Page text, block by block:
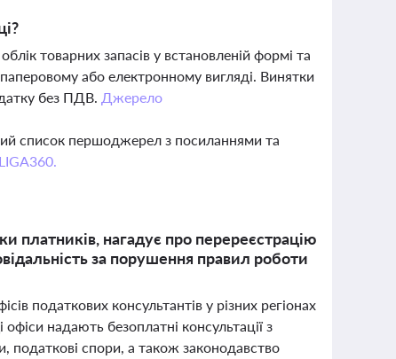
товарних запасів у встановленій формі та
або електронному вигляді. Винятки
без ПДВ. Джерело
список першоджерел з посиланнями та
платників, нагадує про перереєстрацію
за порушення правил роботи
податкових консультантів у різних регіонах
надають безоплатні консультації з
податкові спори, а також законодавство